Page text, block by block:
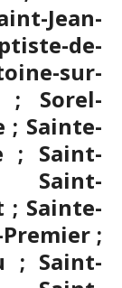
Jean-
de-
sur-
; Sorel-
; Sainte-
; Saint-
Saint-
; Sainte-
;
; Saint-